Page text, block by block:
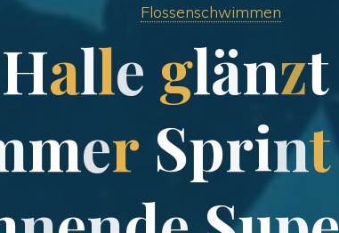
Flossenschwimmen
Halle glänzt
mer Sprint